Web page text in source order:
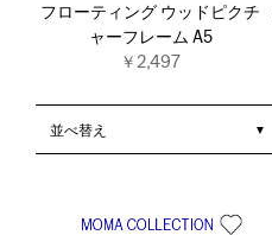
フローティング ウッドピクチ
ャーフレーム A5
￥2,497
並べ替え